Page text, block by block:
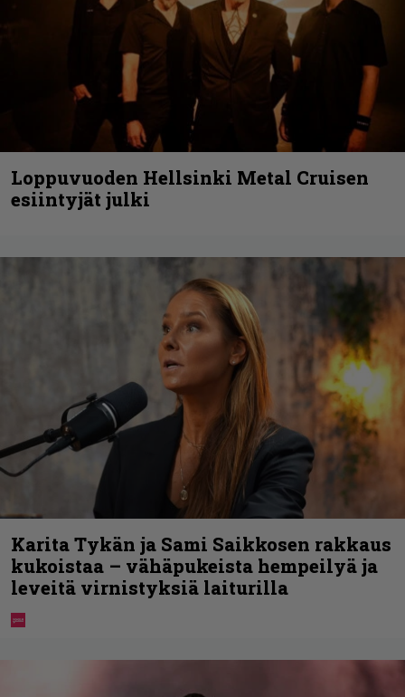
Loppuvuoden Hellsinki Metal Cruisen
esiintyjät julki
Karita Tykän ja Sami Saikkosen rakkaus
kukoistaa – vähäpukeista hempeilyä ja
leveitä virnistyksiä laiturilla